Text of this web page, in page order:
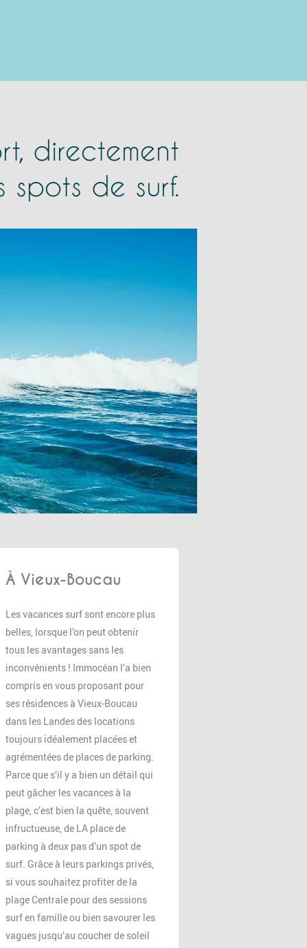
directement
spots de surf.
À Vieux-Boucau
Les vacances surf sont encore plus
belles, lorsque l’on peut obtenir
tous les avantages sans les
inconvénients ! Immocéan l’a bien
compris en vous proposant pour
ses résidences à Vieux-Boucau
dans les Landes des locations
toujours idéalement placées et
agrémentées de places de parking.
Parce que s’il y a bien un détail qui
peut gâcher les vacances à la
plage, c’est bien la quête, souvent
infructueuse, de LA place de
parking à deux pas d’un spot de
surf. Grâce à leurs parkings privés,
si vous souhaitez profiter de la
plage Centrale pour des sessions
surf en famille ou bien savourer les
vagues jusqu’au coucher de soleil